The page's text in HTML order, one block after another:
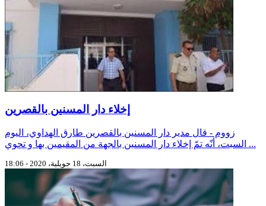
إخلاء دار المسنين بالقصرين
زووم - قال مدير دار المسنين بالقصرين طارق الهداوي، اليوم
السبت، أنّه تمّ إخلاء دار المسنين بالجهة من المقيمين بها و تحوي ...
السبت، 18 جويلية، 2020 - 18:06